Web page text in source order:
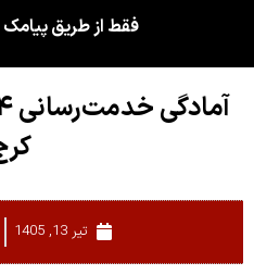
فقط از طریق پیامک :
تیر 13, 1405